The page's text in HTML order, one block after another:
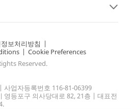
보처리방침 |
| Cookie Preferences
Reserved.
사업자등록번호 116-81-06399
영등포구 의사당대로 82, 21층 | 대표전